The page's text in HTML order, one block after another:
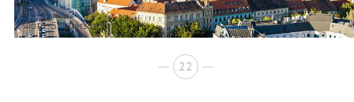
Фото: Shutterstock
22